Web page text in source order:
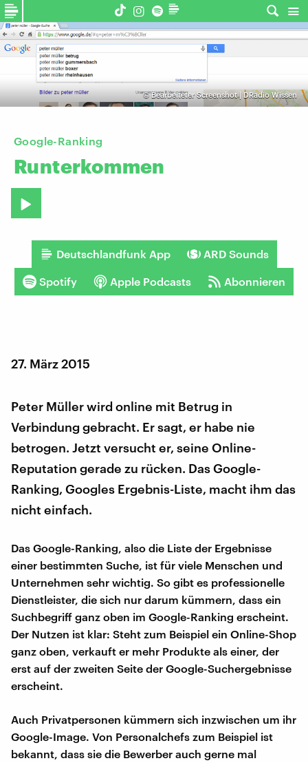
©Bearbeiteter Screenshot | DRadio Wissen
Google-Ranking
Runterkommen
Deutschlandfunk App ARD Sounds
Spotify Apple Podcasts Abonnieren
27. März 2015
Peter Müller wird online mit Betrug in
Verbindung gebracht. Er sagt, er habe nie
betrogen. Jetzt versucht er, seine Online-
Reputation gerade zu rücken. Das Google-
Ranking, Googles Ergebnis-Liste, macht ihm das
nicht einfach.
Das Google-Ranking, also die Liste der Ergebnisse
einer bestimmten Suche, ist für viele Menschen und
Unternehmen sehr wichtig. So gibt es professionelle
Dienstleister, die sich nur darum kümmern, dass ein
Suchbegriff ganz oben im Google-Ranking erscheint.
Der Nutzen ist klar: Steht zum Beispiel ein Online-Shop
ganz oben, verkauft er mehr Produkte als einer, der
erst auf der zweiten Seite der Google-Suchergebnisse
erscheint.
Auch Privatpersonen kümmern sich inzwischen um ihr
Google-Image. Von Personalchefs zum Beispiel ist
bekannt, dass sie die Bewerber auch gerne mal